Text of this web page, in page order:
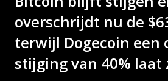
overschrijdt nu de
terwijl Dogecoin een
stijging van 40% laat